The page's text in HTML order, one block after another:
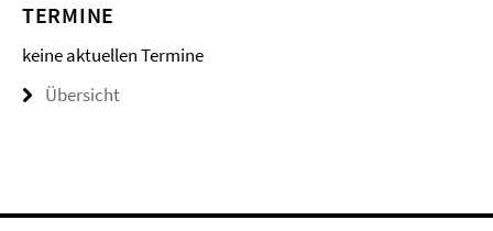
TERMINE
keine aktuellen Termine
Übersicht